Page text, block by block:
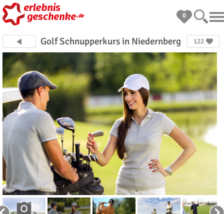
0
Golf Schnupperkurs in Niedernberg 122